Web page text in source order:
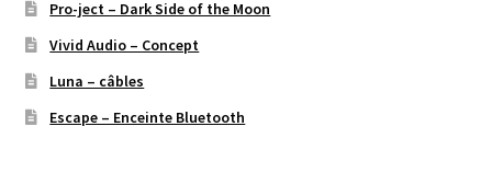
Pro-ject – Dark Side of the Moon
Vivid Audio – Concept
Luna – câbles
Escape – Enceinte Bluetooth